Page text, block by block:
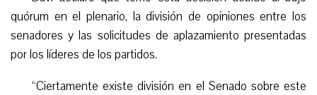
quórum en el plenario, la división de opiniones entre los
senadores y las solicitudes de aplazamiento presentadas
por los líderes de los partidos.
“Ciertamente existe división en el Senado sobre este